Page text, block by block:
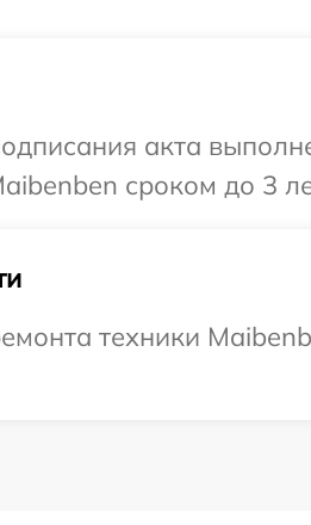
акта
сроком до 3
техники